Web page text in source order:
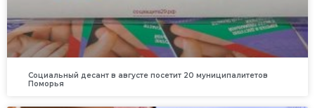
Социальный десант в августе посетит 20 муниципалитетов
Поморья